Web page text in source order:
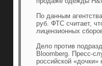
По данным
руб. ФТС считает,
лицензионных
Дело против
Bloomberg. Пресс-
российской